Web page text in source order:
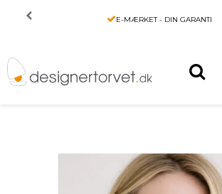
PRIS MATCH
Forside HENDE /